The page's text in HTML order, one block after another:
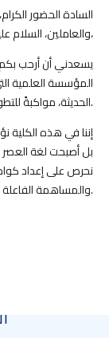
السادة الحضور
والعاملين، السلام عليكم ورحمة الله وبركاته،
يسعدني أن أرحب
المؤسسة العلمية
الحديثة، مواكبةً للتطورات المتسارعة في عالم المعرفة الرقمية.
إننا في هذه
بل أصبحت لغة
نحرص على إعداد
والمساهمة الفاعلة في تنمية المجتمع وخدمة الوطن.